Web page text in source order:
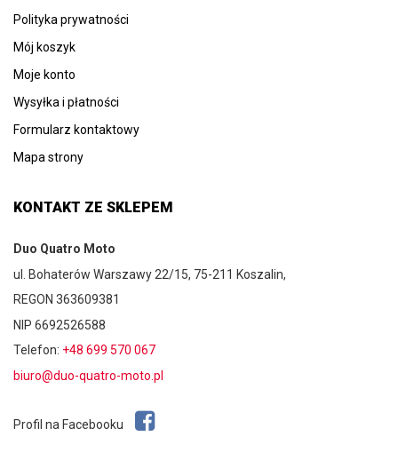
Polityka prywatności
Mój koszyk
Moje konto
Wysyłka i płatności
Formularz kontaktowy
Mapa strony
KONTAKT ZE SKLEPEM
Duo Quatro Moto
ul. Bohaterów Warszawy 22/15, 75-211 Koszalin,
REGON 363609381
NIP 6692526588
Telefon: +48 699 570 067
biuro@duo-quatro-moto.pl
Profil na Facebooku